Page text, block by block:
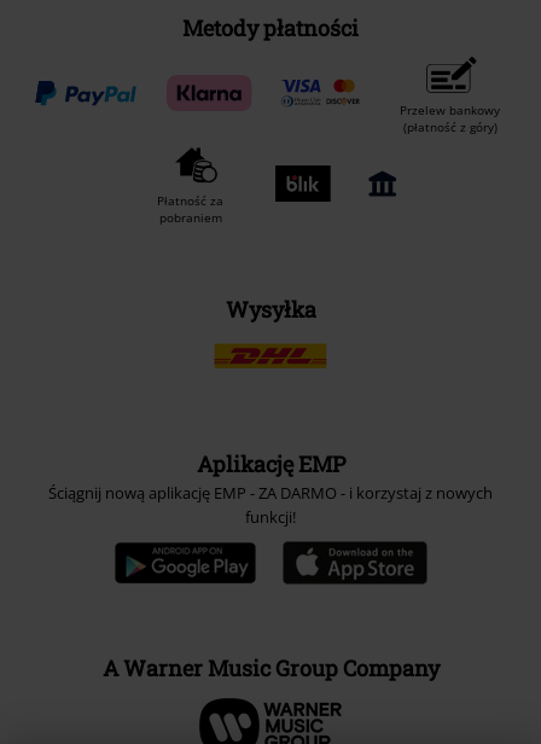
Metody płatności
Przelew bankowy
(płatność z góry)
Płatność za
pobraniem
Wysyłka
Aplikację EMP
Ściągnij nową aplikację EMP - ZA DARMO - i korzystaj z nowych
funkcji!
A Warner Music Group Company